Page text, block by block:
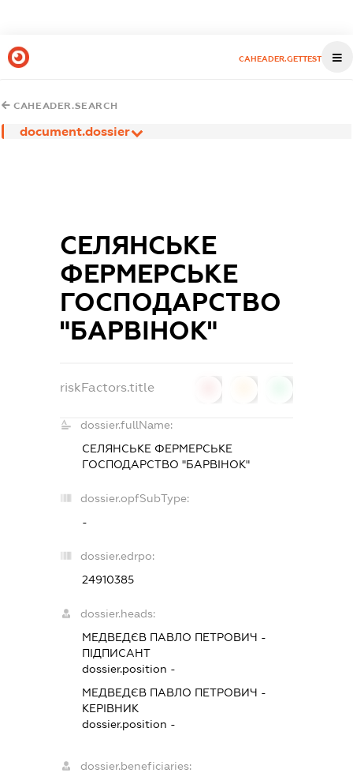
CAHEADER.GETTEST
CAHEADER.SEARCH
document.dossier
СЕЛЯНСЬКЕ
ФЕРМЕРСЬКЕ
ГОСПОДАРСТВО
"БАРВІНОК"
riskFactors.title
dossier.fullName:
СЕЛЯНСЬКЕ ФЕРМЕРСЬКЕ
ГОСПОДАРСТВО "БАРВІНОК"
dossier.opfSubType:
-
dossier.edrpo:
24910385
dossier.heads:
МЕДВЕДЄВ ПАВЛО ПЕТРОВИЧ -
ПІДПИСАНТ
dossier.position -
МЕДВЕДЄВ ПАВЛО ПЕТРОВИЧ -
КЕРІВНИК
dossier.position -
dossier.beneficiaries: